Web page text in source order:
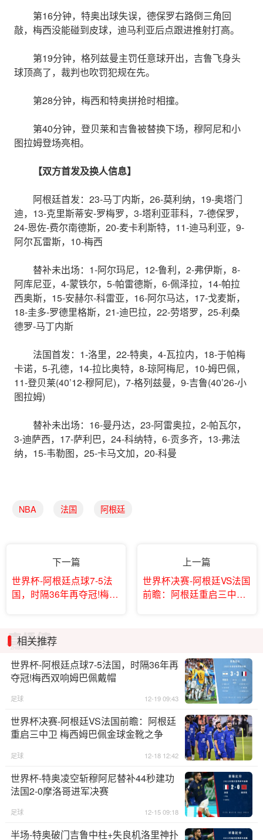
第16分钟，特奥出球失误，德保罗右路倒三角回
敲，梅西没能碰到皮球，迪马利亚后点跟进推射打高。
第19分钟，格列兹曼主罚任意球开出，吉鲁飞身头
球顶高了，裁判也吹罚犯规在先。
第28分钟，梅西和特奥拼抢时相撞。
第40分钟，登贝莱和吉鲁被替换下场，穆阿尼和小
图拉姆登场亮相。
【双方首发及换人信息】
阿根廷首发：23-马丁内斯，26-莫利纳，19-奥塔门
迪，13-克里斯蒂安-罗梅罗，3-塔利亚菲科，7-德保罗，
24-恩佐-费尔南德斯，20-麦卡利斯特，11-迪马利亚，9-
阿尔瓦雷斯，10-梅西
替补未出场：1-阿尔玛尼，12-鲁利，2-弗伊斯，8-
阿库尼亚，4-蒙铁尔，5-帕雷德斯，6-佩泽拉，14-帕拉
西奥斯，15-安赫尔-科雷亚，16-阿尔马达，17-戈麦斯，
18-圭多-罗德里格斯，21-迪巴拉，22-劳塔罗，25-利桑
德罗-马丁内斯
法国首发：1-洛里，22-特奥，4-瓦拉内，18-于帕梅
卡诺，5-孔德，14-拉比奥特，8-琼阿梅尼，10-姆巴佩，
11-登贝莱(40’12-穆阿尼)，7-格列兹曼，9-吉鲁(40’26-小
图拉姆)
替补未出场：16-曼丹达，23-阿雷奥拉，2-帕瓦尔，
3-迪萨西，17-萨利巴，24-科纳特，6-贡多齐，13-弗法
纳，15-韦勒图，25-卡马文加，20-科曼
NBA 法国 阿根廷
下一篇
世界杯-阿根廷点球7-5法
国，时隔36年再夺冠!梅西
上一篇
世界杯决赛-阿根廷VS法国
前瞻：阿根廷重启三中卫
相关推荐
世界杯-阿根廷点球7-5法国，时隔36年再
夺冠!梅西双响姆巴佩戴帽
足球 12-19 09:43
世界杯决赛-阿根廷VS法国前瞻：阿根廷
重启三中卫 梅西姆巴佩金球金靴之争
足球 12-18 12:42
世界杯-特奥凌空斩穆阿尼替补44秒建功
法国2-0摩洛哥进军决赛
足球 12-15 09:18
半场-特奥破门吉鲁中柱+失良机洛里神扑